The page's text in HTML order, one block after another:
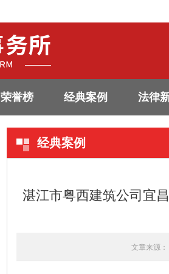
荣誉榜 经典案例 法律
经典案例
湛江市粤西建筑公司宜
文章来源：